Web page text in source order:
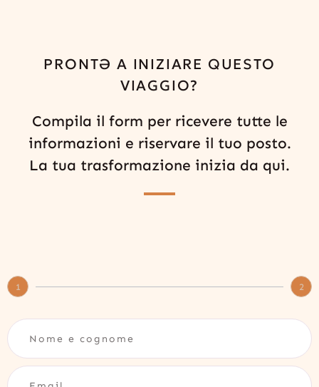
PRONTƏ A INIZIARE QUESTO
VIAGGIO?
Compila il form per ricevere tutte le
informazioni e riservare il tuo posto.
La tua trasformazione inizia da qui.
1 2